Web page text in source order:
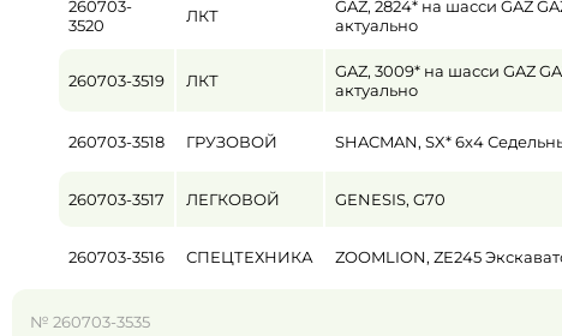
260703-
3520
ЛКТ
GAZ, 2824* на шасси GAZ
актуально
260703-3519 ЛКТ
GAZ, 3009* на шасси GAZ
актуально
260703-3518 ГРУЗОВОЙ SHACMAN, SX* 6x4
260703-3517 ЛЕГКОВОЙ GENESIS, G70
260703-3516 СПЕЦТЕХНИКА ZOOMLION, ZE245
№ 260703-3535